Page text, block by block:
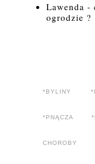
Lawenda -
ogrodzie ?
*BYLINY
*PNĄCZA
CHOROBY